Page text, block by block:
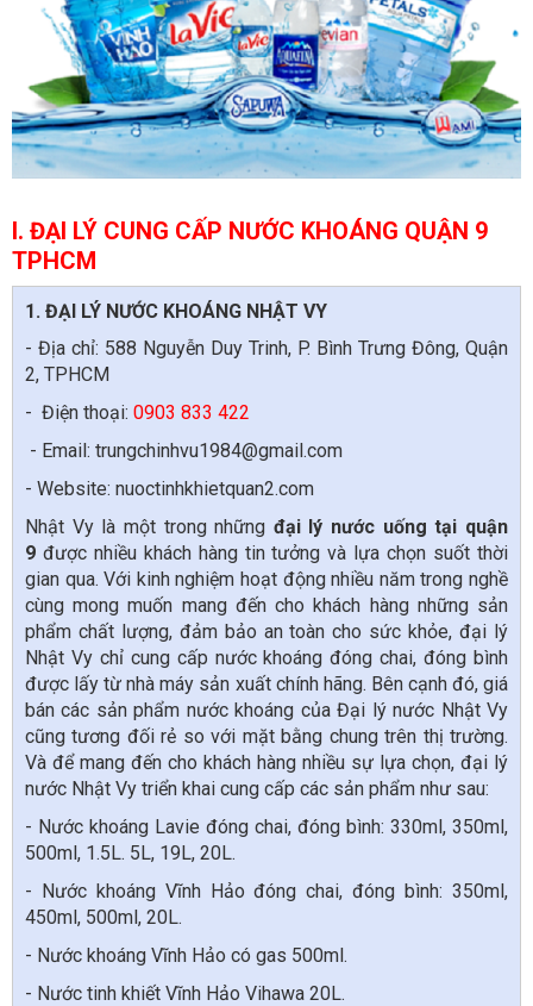
I. ĐẠI LÝ CUNG CẤP NƯỚC KHOÁNG QUẬN 9
TPHCM
1. ĐẠI LÝ NƯỚC KHOÁNG NHẬT VY
- Địa chỉ: 588 Nguyễn Duy Trinh, P. Bình Trưng Đông, Quận
2, TPHCM
- Điện thoại: 0903 833 422
- Email: trungchinhvu1984@gmail.com
- Website: nuoctinhkhietquan2.com
Nhật Vy là một trong những đại lý nước uống tại quận
9 được nhiều khách hàng tin tưởng và lựa chọn suốt thời
gian qua. Với kinh nghiệm hoạt động nhiều năm trong nghề
cùng mong muốn mang đến cho khách hàng những sản
phẩm chất lượng, đảm bảo an toàn cho sức khỏe, đại lý
Nhật Vy chỉ cung cấp nước khoáng đóng chai, đóng bình
được lấy từ nhà máy sản xuất chính hãng. Bên cạnh đó, giá
bán các sản phẩm nước khoáng của Đại lý nước Nhật Vy
cũng tương đối rẻ so với mặt bằng chung trên thị trường.
Và để mang đến cho khách hàng nhiều sự lựa chọn, đại lý
nước Nhật Vy triển khai cung cấp các sản phẩm như sau:
- Nước khoáng Lavie đóng chai, đóng bình: 330ml, 350ml,
500ml, 1.5L. 5L, 19L, 20L.
- Nước khoáng Vĩnh Hảo đóng chai, đóng bình: 350ml,
450ml, 500ml, 20L.
- Nước khoáng Vĩnh Hảo có gas 500ml.
- Nước tinh khiết Vĩnh Hảo Vihawa 20L.